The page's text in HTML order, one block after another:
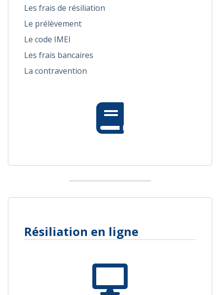
Les frais de résiliation
Le prélèvement
Le code IMEI
Les frais bancaires
La contravention
Résiliation en ligne